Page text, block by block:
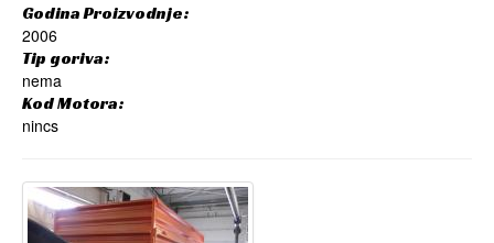
Godina Proizvodnje:
2006
Tip goriva:
nema
Kod Motora:
nincs